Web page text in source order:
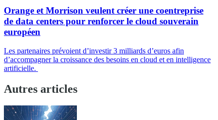
Orange et Morrison veulent créer une coentreprise
de data centers pour renforcer le cloud souverain
européen
Les partenaires prévoient d’investir 3 milliards d’euros afin
d’accompagner la croissance des besoins en cloud et en intelligence
artificielle.
Autres articles